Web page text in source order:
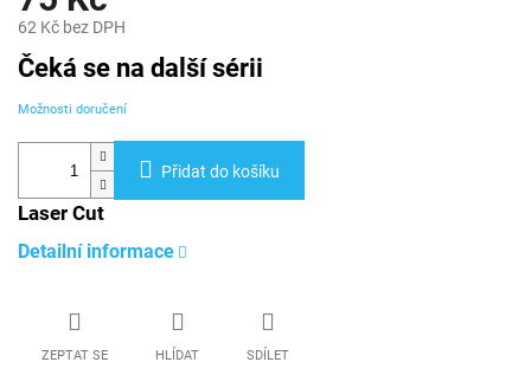
62 Kč bez DPH
Měrná
cena:
Čeká se na další sérii
Možnosti doručení
Přidat do košíku
Laser Cut
Detailní informace
ZEPTAT SE HLÍDAT SDÍLET